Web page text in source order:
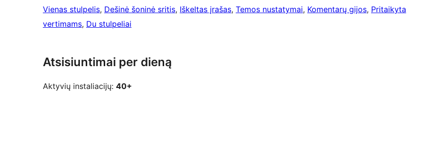
Vienas stulpelis, Dešinė šoninė sritis, Iškeltas įrašas, Temos nustatymai, Komentarų gijos, Pritaikyta
vertimams, Du stulpeliai
Atsisiuntimai per dieną
Aktyvių instaliacijų: 40+